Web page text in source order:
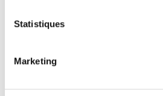
Statistiques
Marketing